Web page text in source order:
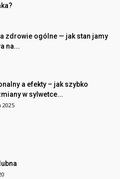
zdrowie ogólne — jak stan jamy
na...
a efekty – jak szybko
w sylwetce...
2025